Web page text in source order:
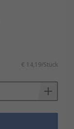
€ 14,19/Stück